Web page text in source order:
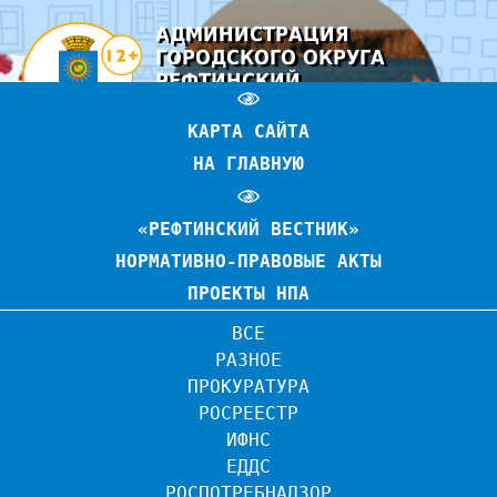
АДМИНИСТРАЦИЯ
ГОРОДСКОГО ОКРУГА
РЕФТИНСКИЙ
ОФИЦИАЛЬНЫЙ САЙТ
КАРТА САЙТА
НА ГЛАВНУЮ
«РЕФТИНСКИЙ ВЕСТНИК»
НОРМАТИВНО-ПРАВОВЫЕ АКТЫ
ПРОЕКТЫ НПА
ВСЕ
РАЗНОЕ
ПРОКУРАТУРА
РОСРЕЕСТР
ИФНС
ЕДДС